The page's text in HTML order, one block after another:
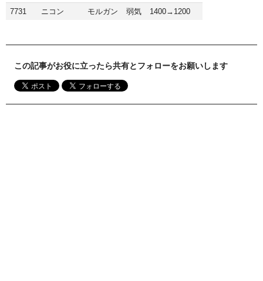
7731
ニコン モルガン 弱気 1400→1200
この記事がお役に立ったら共有とフォローをお願いします